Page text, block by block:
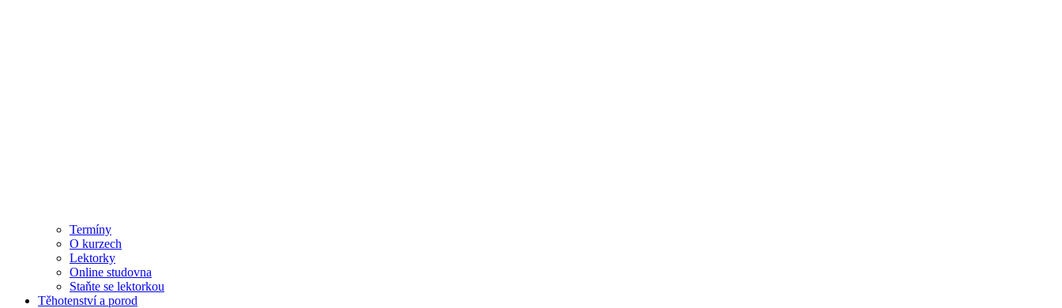
Termíny
O kurzech
Lektorky
Online studovna
Staňte se lektorkou
Těhotenství a porod